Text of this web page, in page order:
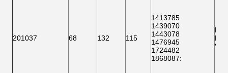
201037 68 132 115
1413785
1439070
1443078
1476945
1724482
1868087:
F